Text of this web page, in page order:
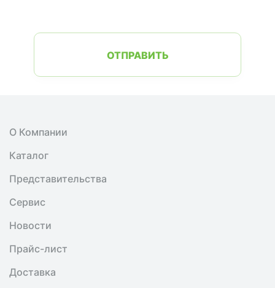
ОТПРАВИТЬ
О Компании
Каталог
Представительства
Сервис
Новости
Прайс-лист
Доставка